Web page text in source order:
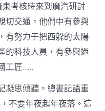
考核時來到廣汽研討
切交通。他們中有參與
有努力于把西躲的太陽
的科技人員，有參與過
工匠……
凝思傾聽。總書記語重
不要年夜起年夜落。這